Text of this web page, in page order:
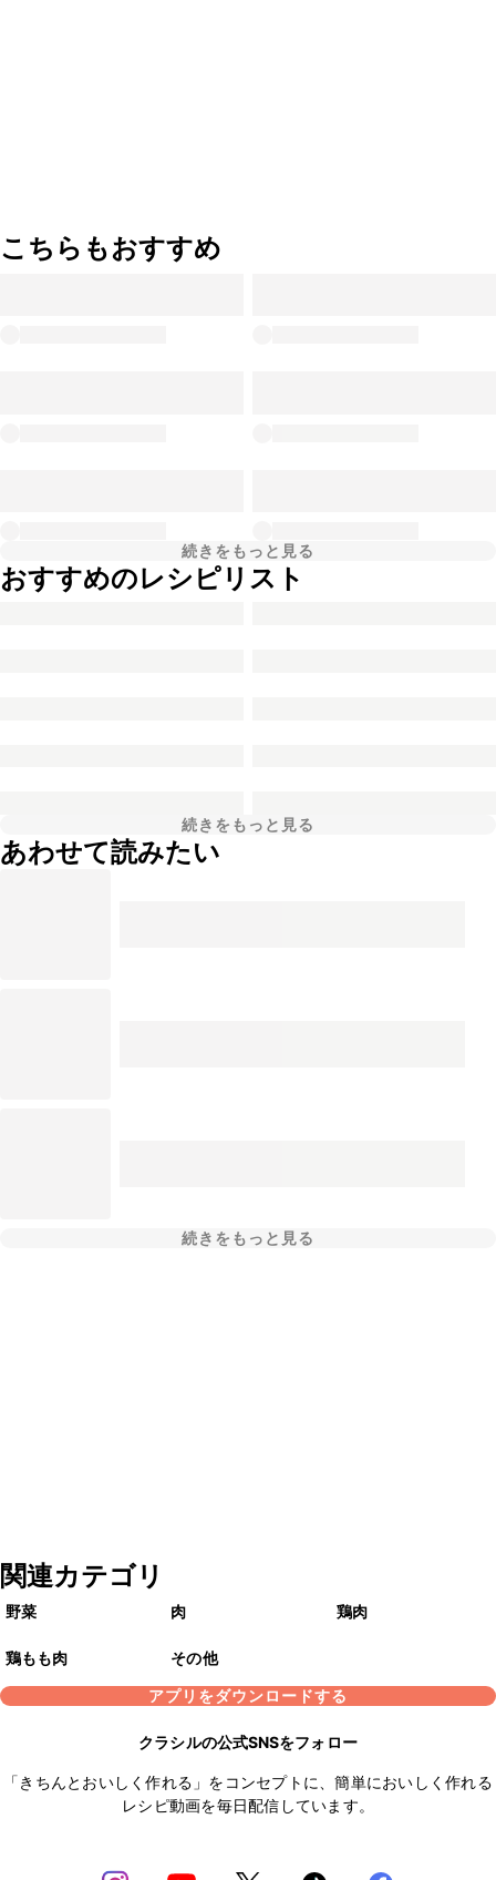
こちらもおすすめ
続きをもっと見る
おすすめのレシピリスト
続きをもっと見る
あわせて読みたい
続きをもっと見る
関連カテゴリ
野菜 肉 鶏肉
鶏もも肉
その他
アプリをダウンロードする
クラシルの公式SNSをフォロー
「きちんとおいしく作れる」をコンセプトに、簡単においしく作れる
レシピ動画を毎日配信しています。